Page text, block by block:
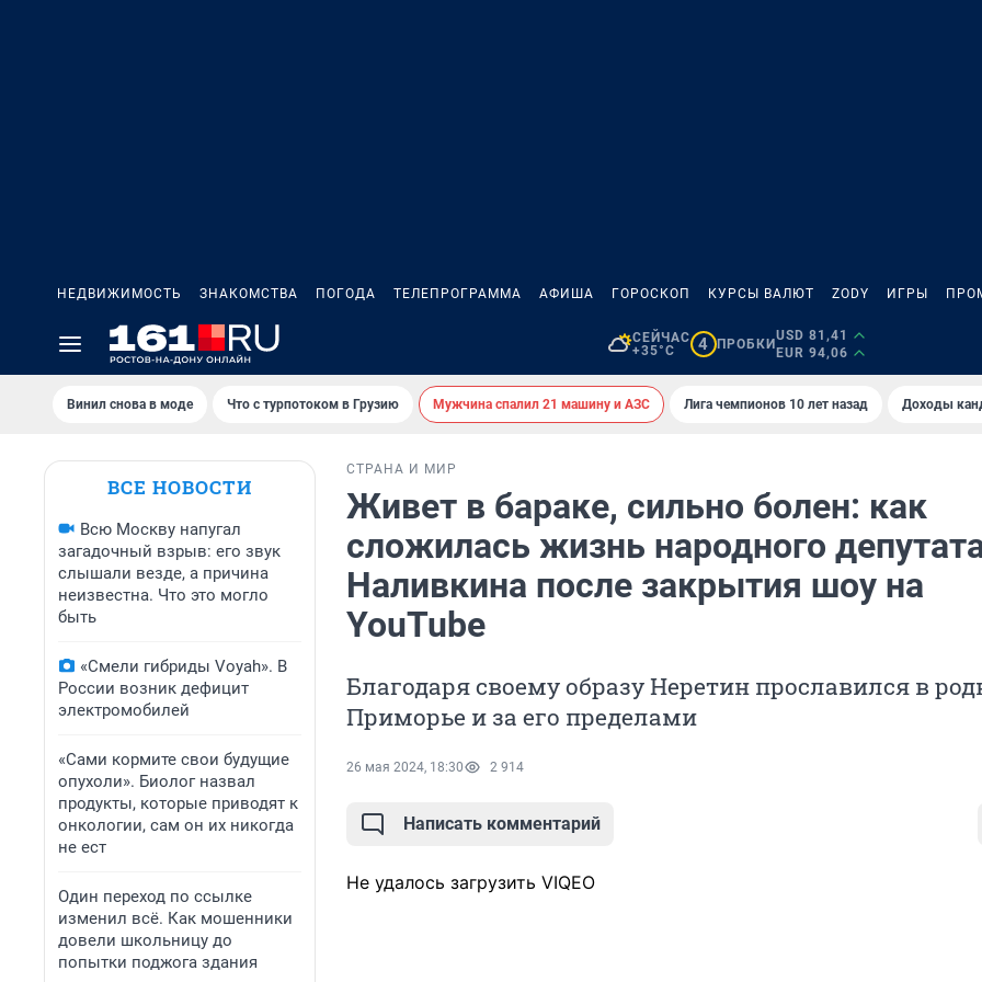
НЕДВИЖИМОСТЬ ЗНАКОМСТВА ПОГОДА ТЕЛЕПРОГРАММА АФИША ГОРОСКОП КУРСЫ ВАЛЮТ ZODY ИГРЫ
СЕЙЧАС
+35°C
4 ПРОБКИ
USD 81,41
EUR 94,06
Винил снова в моде Что с турпотоком в Грузию Мужчина спалил 21 машину и АЗС Лига чемпионов 10 лет назад Доходы
ВСЕ НОВОСТИ
Всю Москву напугал
загадочный взрыв: его звук
слышали везде, а причина
неизвестна. Что это могло
быть
«Смели гибриды Voyah». В
России возник дефицит
электромобилей
«Сами кормите свои будущие
опухоли». Биолог назвал
продукты, которые приводят к
онкологии, сам он их никогда
не ест
Один переход по ссылке
изменил всё. Как мошенники
довели школьницу до
попытки поджога здания
СТРАНА И МИР
Живет в бараке, сильно болен: как
сложилась жизнь народного
Наливкина после закрытия шоу на
YouTube
Благодаря своему образу Неретин прославился в
Приморье и за его пределами
26 мая 2024, 18:30 2 914
Написать комментарий
Не удалось загрузить VIQEO